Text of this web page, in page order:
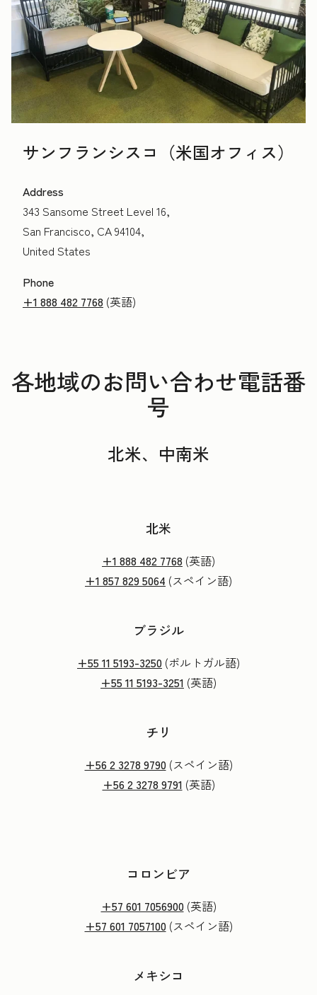
サンフランシスコ（米国オフィス）
Address
343 Sansome Street Level 16,
San Francisco, CA 94104,
United States
Phone
+1 888 482 7768 (英語)
各地域のお問い合わせ電話番
号
北米、中南米
北米
+1 888 482 7768 (英語)
+1 857 829 5064 (スペイン語)
ブラジル
+55 11 5193-3250 (ポルトガル語)
+55 11 5193-3251 (英語)
チリ
+56 2 3278 9790(スペイン語)
+56 2 3278 9791 (英語)
コロンビア
+57 601 7056900(英語)
+57 601 7057100(スペイン語)
メキシコ